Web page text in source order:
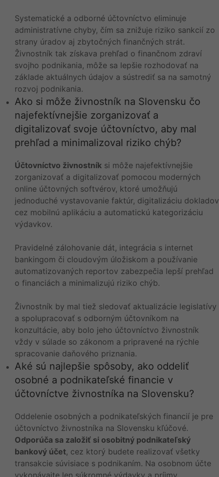
Systematické a odborné účtovníctvo eliminuje
administratívne chyby, čím sa znižuje riziko sankcií zo
strany úradov aj zbytočných finančných strát.
Živnostník tak získava prehľad o finančnom zdraví
svojho podnikania, môže sa lepšie rozhodovať na
základe aktuálnych údajov a sústrediť sa na samotný
rozvoj podnikania.
Ako si môže živnostník na Slovensku čo
najefektívnejšie zorganizovať a
digitalizovať svoje účtovníctvo, aby mal
prehľad a minimalizoval riziko chýb?
Účtovníctvo živnostník si môže najefektívnejšie
zorganizovať a digitalizovať pomocou moderných
online účtovných softvérov, ktoré umožňujú
jednoduché vystavovanie faktúr, digitalizáciu dokladov
cez mobilnú aplikáciu a automatickú kategorizáciu
výdavkov.
Pravidelné zálohovanie dát, integrácia s internet
bankingom či cloudovým úložiskom a používanie
automatizovaných reportov zabezpečia lepší prehľad
o financiách a minimalizujú riziko chýb.
Živnostník by mal tiež sledovať aktualizácie legislatívy
a spolupracovať s odborným účtovníkom na
konzultácie, aby bolo jeho účtovníctvo živnostník
vždy v súlade so zákonom a pripravené na rýchle
spracovanie daňového priznania.
Aké sú najlepšie spôsoby, ako oddeliť
osobné a podnikateľské financie v
účtovníctve živnostníka na Slovensku?
Oddelenie osobných a podnikateľských financií je pre
účtovníctvo živnostníka na Slovensku kľúčové.
Odporúča sa založiť si osobitný podnikateľský
bankový účet, cez ktorý budete realizovať všetky
transakcie súvisiace s podnikaním. Na osobnom účte
vykonávajte len súkromné výdavky a príjmy.